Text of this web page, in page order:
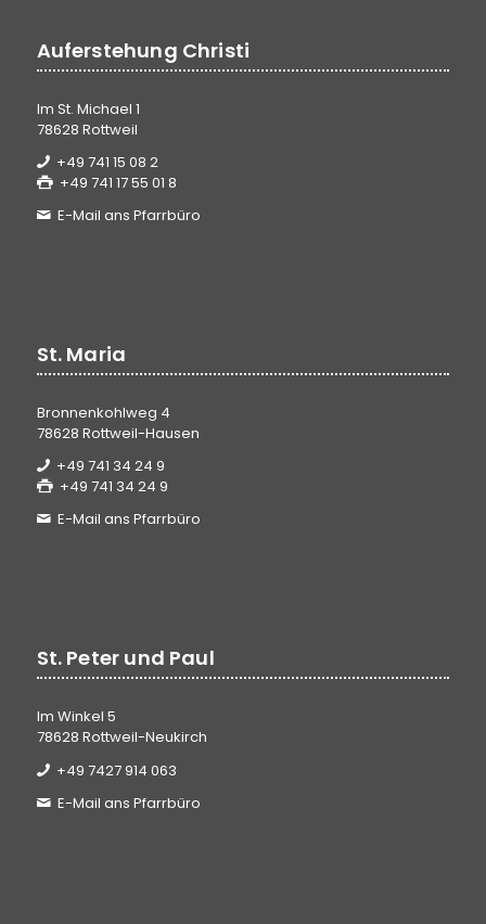
Auferstehung Christi
Im St. Michael 1
78628 Rottweil
+49 741 15 08 2
+49 741 17 55 01 8
E-Mail ans Pfarrbüro
St. Maria
Bronnenkohlweg 4
78628 Rottweil-Hausen
+49 741 34 24 9
+49 741 34 24 9
E-Mail ans Pfarrbüro
St. Peter und Paul
Im Winkel 5
78628 Rottweil-Neukirch
+49 7427 914 063
E-Mail ans Pfarrbüro